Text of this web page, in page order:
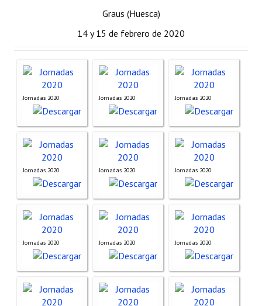
Galería de Fotos
Web AIDA 2.0
REVISTA ITEA
Presentación ITEA
Equipo Editorial
Leer revista ITEA
Directrices para autores/as
Políticas Editoriales
Propuesta Volumen Especial
Sello Calidad FECYT
Graus (Huesca)
14 y 15 de febrero de 2020
Jornadas 2020 Jornadas 2020 Jornadas 2020
Jornadas 2020 Jornadas 2020 Jornadas 2020
Jornadas 2020 Jornadas 2020 Jornadas 2020